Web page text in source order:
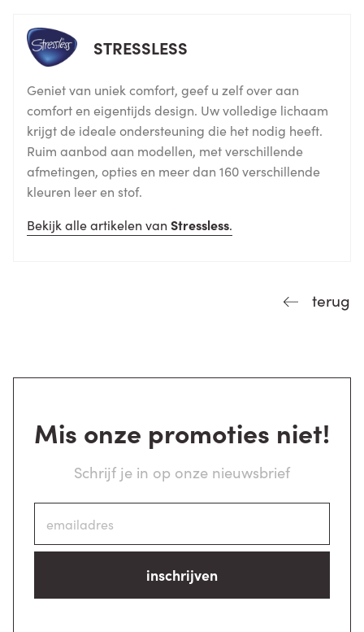
STRESSLESS
Geniet van uniek comfort, geef u zelf over aan
comfort en eigentijds design. Uw volledige lichaam
krijgt de ideale ondersteuning die het nodig heeft.
Ruim aanbod aan modellen, met verschillende
afmetingen, opties en meer dan 160 verschillende
kleuren leer en stof.
Bekijk alle artikelen van Stressless.
terug
Mis onze promoties niet!
Schrijf je in op onze nieuwsbrief
inschrijven